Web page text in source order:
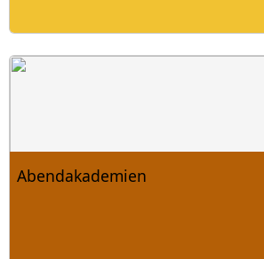
Abendakademien mit 8 Produkten
Abendakademien